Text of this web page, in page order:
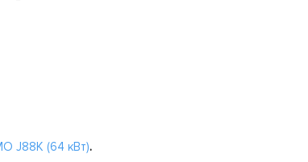
J88K (64 кВт).